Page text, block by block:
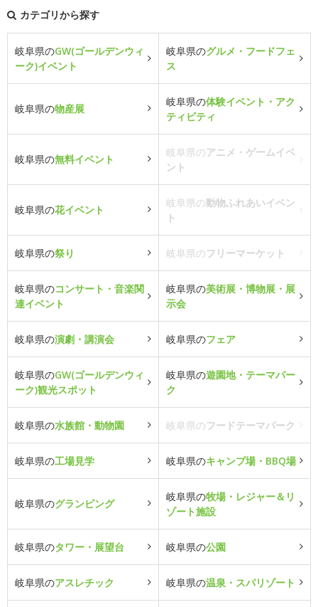
カテゴリから探す
岐阜県のGW(ゴールデンウィ
ーク)イベント
岐阜県のグルメ・フードフェ
ス
岐阜県の物産展
岐阜県の体験イベント・アク
ティビティ
岐阜県の無料イベント
岐阜県のアニメ・ゲームイベ
ント
岐阜県の花イベント
岐阜県の動物ふれあいイベン
ト
岐阜県の祭り 岐阜県のフリーマーケット
岐阜県のコンサート・音楽関
連イベント
岐阜県の美術展・博物展・展
示会
岐阜県の演劇・講演会 岐阜県のフェア
岐阜県のGW(ゴールデンウィ
ーク)観光スポット
岐阜県の遊園地・テーマパー
ク
岐阜県の水族館・動物園 岐阜県のフードテーマパーク
岐阜県の工場見学 岐阜県のキャンプ場・BBQ場
岐阜県のグランピング
岐阜県の牧場・レジャー＆リ
ゾート施設
岐阜県のタワー・展望台 岐阜県の公園
岐阜県のアスレチック 岐阜県の温泉・スパリゾート